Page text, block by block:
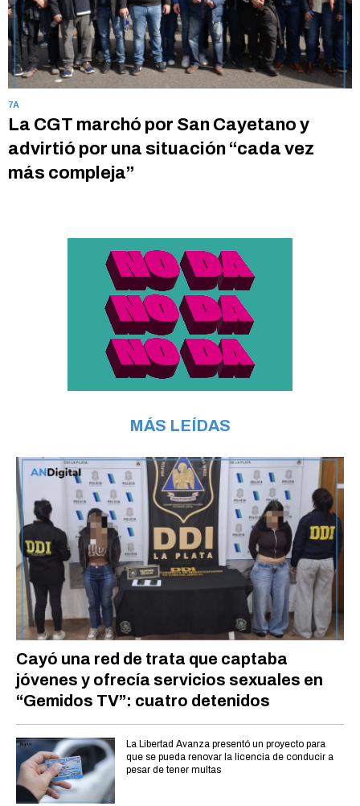
7A
La CGT marchó por San Cayetano y
advirtió por una situación “cada vez
más compleja”
MÁS LEÍDAS
Cayó una red de trata que captaba
jóvenes y ofrecía servicios sexuales en
“Gemidos TV”: cuatro detenidos
La Libertad Avanza presentó un proyecto para
que se pueda renovar la licencia de conducir a
pesar de tener multas